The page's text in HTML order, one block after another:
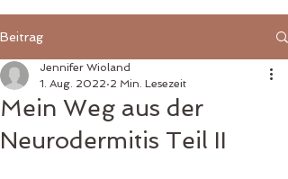
Beitrag
Mein Weg aus der
Neurodermitis Teil II
Jennifer Wioland
1. Aug. 2022 2 Min. Lesezeit